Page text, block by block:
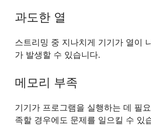
과도한 열
스트리밍 중 지나치게 기기가 열이
가 발생할 수 있습니다.
메모리 부족
기기가 프로그램을 실행하는 데 필
족할 경우에도 문제를 일으킬 수 있